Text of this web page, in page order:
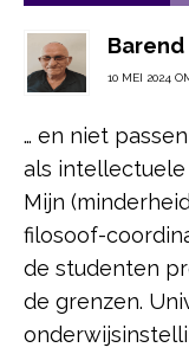
10 MEI 2024
… en niet
als intellectuele
Mijn
filosoof-
de studenten
de grenzen.